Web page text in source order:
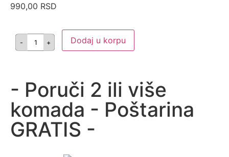
990,00 RSD
Dodaj u korpu
- Poruči 2 ili više
komada - Poštarina
GRATIS -